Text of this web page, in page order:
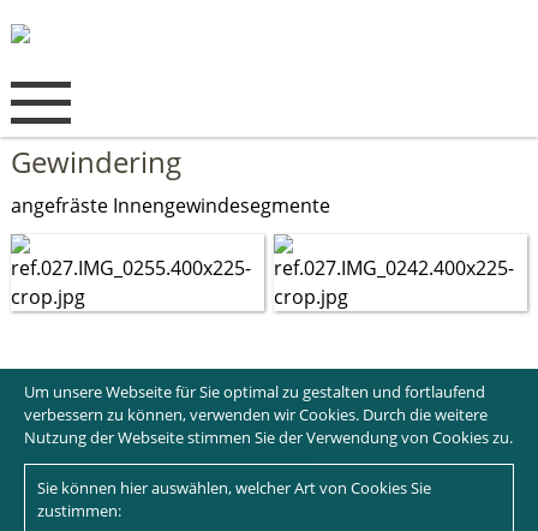
Gewindering
angefräste Innengewindesegmente
Um unsere Webseite für Sie optimal zu gestalten und fortlaufend
verbessern zu können, verwenden wir Cookies. Durch die weitere
Nutzung der Webseite stimmen Sie der Verwendung von Cookies zu.
Sie können hier auswählen, welcher Art von Cookies Sie
zustimmen: